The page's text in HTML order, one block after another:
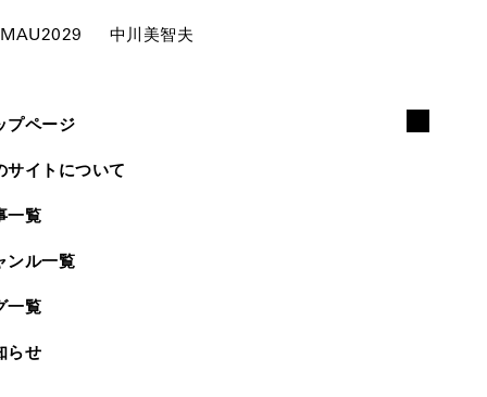
MAU2029 中川美智夫
プページ
サイトについて
一覧
ンル一覧
一覧
らせ